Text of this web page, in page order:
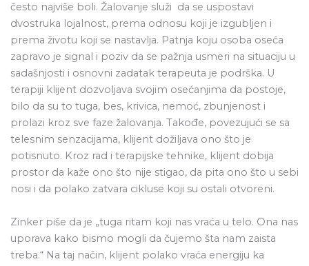
često najviše boli. Žalovanje služi da se uspostavi
dvostruka lojalnost, prema odnosu koji je izgubljen i
prema životu koji se nastavlja. Patnja koju osoba oseća
zapravo je signal i poziv da se pažnja usmeri na situaciju u
sadašnjosti i osnovni zadatak terapeuta je podrška. U
terapiji klijent dozvoljava svojim osećanjima da postoje,
bilo da su to tuga, bes, krivica, nemoć, zbunjenost i
prolazi kroz sve faze žalovanja. Takođe, povezujući se sa
telesnim senzacijama, klijent dožiljava ono što je
potisnuto. Kroz rad i terapijske tehnike, klijent dobija
prostor da kaže ono što nije stigao, da pita ono što u sebi
nosi i da polako zatvara cikluse koji su ostali otvoreni.
Zinker piše da je „tuga ritam koji nas vraća u telo. Ona nas
uporava kako bismo mogli da čujemo šta nam zaista
treba.“ Na taj način, klijent polako vraća energiju ka